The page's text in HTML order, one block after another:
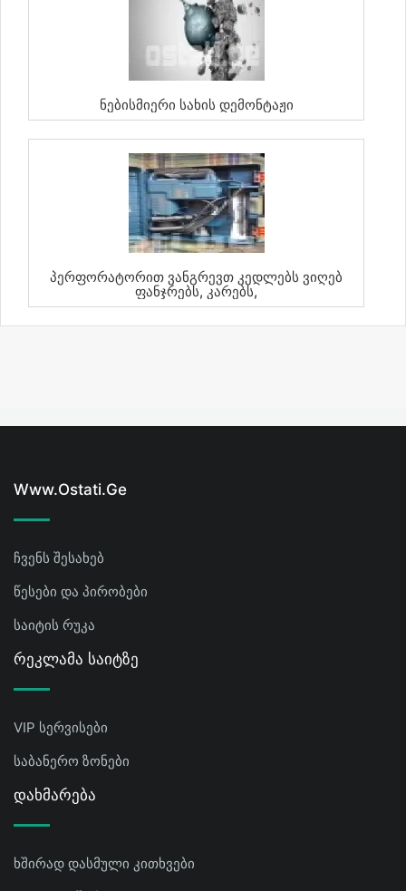
Ნებისმიერი Სახის Დემონტაჟი
Პერფორატორით Ვანგრევთ Კედლებს Ვიღებ
Ფანჯრებს, Კარებს,
Www.ostati.ge
ჩვენს შესახებ
წესები და პირობები
საიტის რუკა
Რეკლამა Საიტზე
VIP სერვისები
საბანერო ზონები
Დახმარება
ხშირად დასმული კითხვები